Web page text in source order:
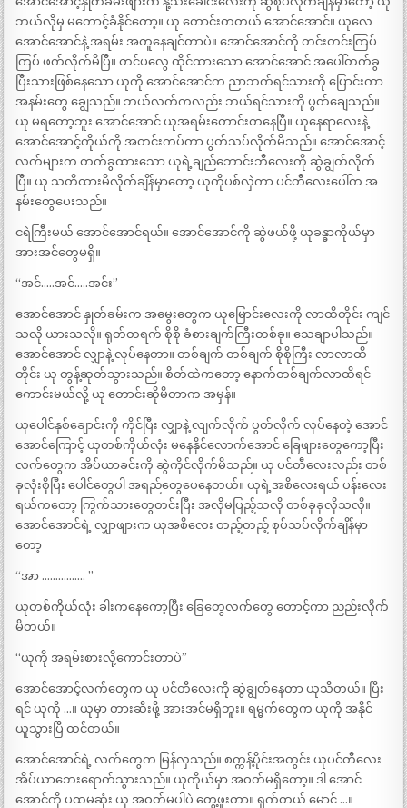
ဘယ်လိုမှ မတောင့်ခံနိုင်တော့။ ယု တောင်းတတယ် အောင်အောင်။ ယုလေ
အောင်အောင်နဲ့ အရမ်း အတူနေချင်တာပဲ။ အောင်အောင်ကို တင်းတင်းကြပ်
ကြပ် ဖက်လိုက်မိပြီ။ တင်ပလွေ ထိုင်ထားသော အောင်အောင် အပေါ်တက်ခွ
ပြီးသားဖြစ်နေသော ယုကို အောင်အောင်က ညာဘက်ရင်သားကို ပြောင်းကာ
အနမ်းတွေ ချွေသည်။ ဘယ်လက်ကလည်း ဘယ်ရင်သားကို ပွတ်ချေသည်။
ယု မရတော့ဘူး အောင်အောင် ယုအရမ်းတောင်းတနေပြီ။ ယုနေရာလေးနဲ့
အောင်အောင့်ကိုယ်ကို အတင်းကပ်ကာ ပွတ်သပ်လိုက်မိသည်။ အောင်အောင့်
လက်များက တက်ခွထားသော ယုရဲ့ချည်ဘောင်းဘီလေးကို ဆွဲချွတ်လိုက်
ပြီ။ ယု သတိထားမိလိုက်ချိန်မှာတော့ ယုကိုပစ်လှဲကာ ပင်တီလေးပေါ်က အ
နမ်းတွေပေးသည်။
ငရဲကြီးမယ် အောင်အောင်ရယ်။ အောင်အောင်ကို ဆွဲဖယ်ဖို့ ယုခန္ဓာကိုယ်မှာ
အားအင်တွေမရှိ။
“အင်…..အင်…..အင်း”
အောင်အောင် နှုတ်ခမ်းက အမွေးတွေက ယုမြောင်းလေးကို လာထိတိုင်း ကျင်
သလို ယားသလို။ ရုတ်တရက် စိုစို ခံစားချက်ကြီးတစ်ခု။ သေချာပါသည်။
အောင်အောင် လျှာနဲ့ လုပ်နေတာ။ တစ်ချက် တစ်ချက် စိုစိုကြီး လာလာထိ
တိုင်း ယု တွန့်ဆုတ်သွားသည်။ စိတ်ထဲကတော့ နောက်တစ်ချက်လာထိရင်
ကောင်းမယ်လို့ ယု တောင်းဆိုမိတာက အမှန်။
ယုပေါင်နှစ်ချောင်းကို ကိုင်ပြီး လျှာနဲ့ လျက်လိုက် ပွတ်လိုက် လုပ်နေတဲ့ အောင်
အောင်ကြောင့် ယုတစ်ကိုယ်လုံး မနေနိုင်လောက်အောင် ခြေဖျားတွေကော့ပြီး
လက်တွေက အိပ်ယာခင်းကို ဆွဲကိုင်လိုက်မိသည်။ ယု ပင်တီလေးလည်း တစ်
ခုလုံးစိုပြီး ပေါင်တွေပါ အရည်တွေပေနေတယ်။ ယုရဲ့အစိလေးရယ် ပန်းလေး
ရယ်ကတော့ ကြွက်သားတွေတင်းပြီး အလိုမပြည့်သလို တစ်ခုခုလိုသလို။
အောင်အောင်ရဲ့ လျှာဖျားက ယုအစိလေး တည့်တည့် စုပ်သပ်လိုက်ချိန်မှာ
တော့
“အာ ……………. ”
ယုတစ်ကိုယ်လုံး ခါးကနေကော့ပြီး ခြေတွေလက်တွေ တောင့်ကာ ညည်းလိုက်
မိတယ်။
“ယုကို အရမ်းစားလို့ကောင်းတာပဲ”
အောင်အောင့်လက်တွေက ယု ပင်တီလေးကို ဆွဲချွတ်နေတာ ယုသိတယ်။ ပြီး
ရင် ယုကို …။ ယုမှာ တားဆီးဖို့ အားအင်မရှိဘူး။ ရမ္မက်တွေက ယုကို အနိုင်
ယူသွားပြီ ထင်တယ်။
အောင်အောင်ရဲ့ လက်တွေက မြန်လှသည်။ စက္ကန့်ပိုင်းအတွင်း ယုပင်တီလေး
အိပ်ယာဘေးရောက်သွားသည်။ ယုကိုယ်မှာ အဝတ်မရှိတော့။ ဒါ အောင်
အောင်ကို ပထမဆုံး ယု အဝတ်မပါပဲ တွေ့ဖူးတာ။ ရှက်တယ် မောင် …။